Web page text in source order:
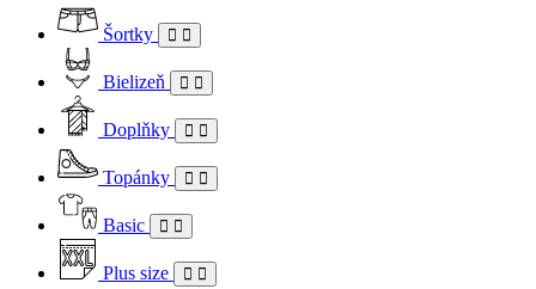
Šortky
Bielizeň
Doplňky
Topánky
Basic
Plus size